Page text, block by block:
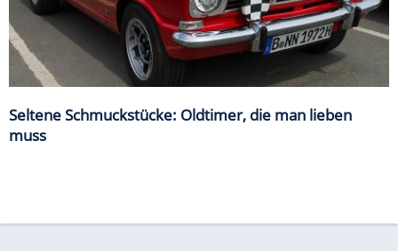
Seltene Schmuckstücke: Oldtimer, die man lieben
muss